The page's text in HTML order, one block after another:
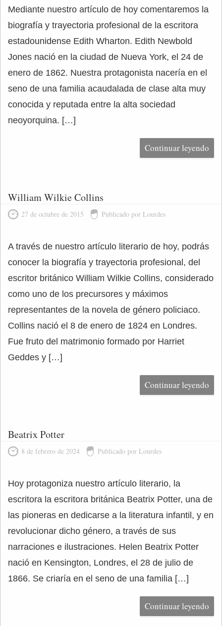
Mediante nuestro artículo de hoy comentaremos la
biografía y trayectoria profesional de la escritora
estadounidense Edith Wharton. Edith Newbold
Jones nació en la ciudad de Nueva York, el 24 de
enero de 1862. Nuestra protagonista nacería en el
seno de una familia acaudalada de clase alta muy
conocida y reputada entre la alta sociedad
neoyorquina. […]
Continuar leyendo
William Wilkie Collins
27 de octubre de 2015 Publicado por Lourdes
A través de nuestro artículo literario de hoy, podrás
conocer la biografía y trayectoria profesional, del
escritor británico William Wilkie Collins, considerado
como uno de los precursores y máximos
representantes de la novela de género policiaco.
Collins nació el 8 de enero de 1824 en Londres.
Fue fruto del matrimonio formado por Harriet
Geddes y […]
Continuar leyendo
Beatrix Potter
8 de febrero de 2024 Publicado por Lourdes
Hoy protagoniza nuestro artículo literario, la
escritora la escritora británica Beatrix Potter, una de
las pioneras en dedicarse a la literatura infantil, y en
revolucionar dicho género, a través de sus
narraciones e ilustraciones. Helen Beatrix Potter
nació en Kensington, Londres, el 28 de julio de
1866. Se criaría en el seno de una familia […]
Continuar leyendo